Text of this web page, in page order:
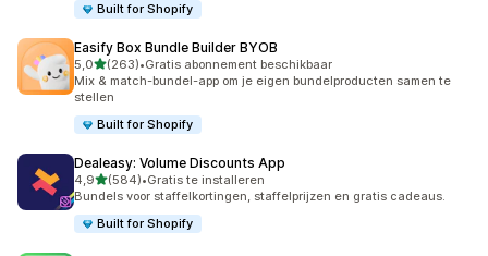
Built for Shopify
Easify Box Bundle Builder BYOB
5,0van 5 sterren
(263)
263 recensies in totaal
•Gratis abonnement beschikbaar
Mix & match-bundel-app om je eigen bundelproducten samen te
stellen
Built for Shopify
Dealeasy: Volume Discounts App
4,9van 5 sterren
(584)
584 recensies in totaal
•Gratis te installeren
Bundels voor staffelkortingen, staffelprijzen en gratis cadeaus.
Built for Shopify